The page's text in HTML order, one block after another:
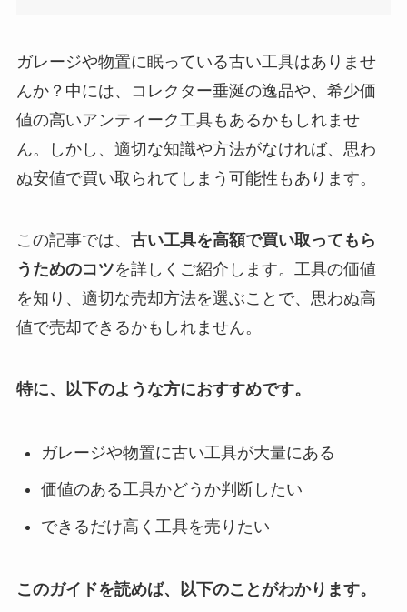
ガレージや物置に眠っている古い工具はありませ
んか？中には、コレクター垂涎の逸品や、希少価
値の高いアンティーク工具もあるかもしれませ
ん。しかし、適切な知識や方法がなければ、思わ
ぬ安値で買い取られてしまう可能性もあります。
この記事では、 古い工具を高額で買い取ってもら
うためのコツを詳しくご紹介します。工具の価値
を知り、適切な売却方法を選ぶことで、思わぬ高
値で売却できるかもしれません。
特に、以下のような方におすすめです。
ガレージや物置に古い工具が大量にある
価値のある工具かどうか判断したい
できるだけ高く工具を売りたい
このガイドを読めば、以下のことがわかります。